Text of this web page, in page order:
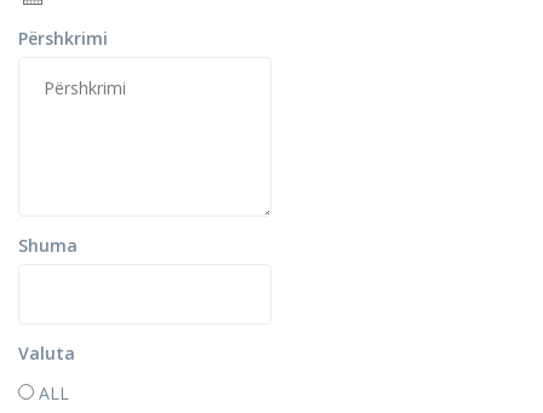
Përshkrimi
Shuma
Valuta
ALL